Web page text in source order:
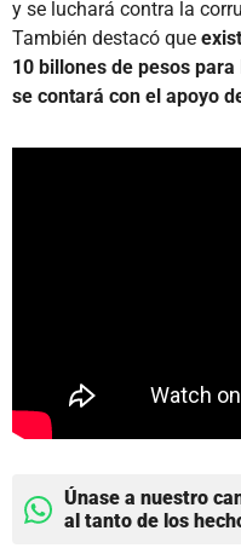
y se luchará contra la
También destacó que
10 billones de pesos
se contará con el apoyo
Únase a nuestro
al tanto de los